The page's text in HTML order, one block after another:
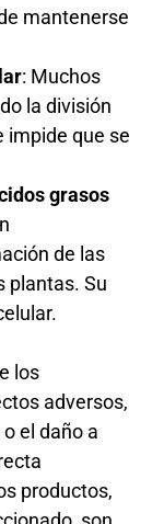
mantenerse
: Muchos
la división
impide que se
grasos
de las
plantas. Su
los
adversos,
el daño a
productos,